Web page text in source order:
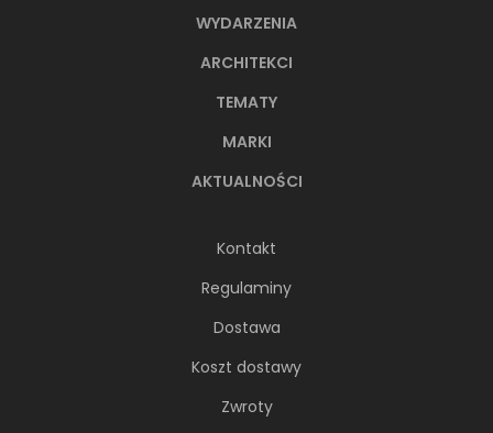
Młoda, żyjąca dynamicznie inwestorka przez
lata kursowała między światowymi
WYDARZENIA
ARCHITEKCI
TEMATY
MARKI
AKTUALNOŚCI
Kontakt
Regulaminy
Dostawa
Koszt dostawy
Zwroty